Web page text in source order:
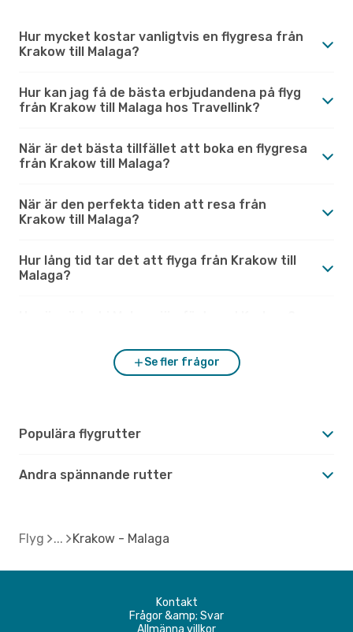
Hur mycket kostar vanligtvis en flygresa från
Krakow till Malaga?
Hur kan jag få de bästa erbjudandena på flyg
från Krakow till Malaga hos Travellink?
När är det bästa tillfället att boka en flygresa
från Krakow till Malaga?
När är den perfekta tiden att resa från
Krakow till Malaga?
Hur lång tid tar det att flyga från Krakow till
Malaga?
Se fler frågor
Populära flygrutter
Andra spännande rutter
Flyg Krakow - Malaga
Kontakt
Frågor &amp; Svar
Allmänna villkor